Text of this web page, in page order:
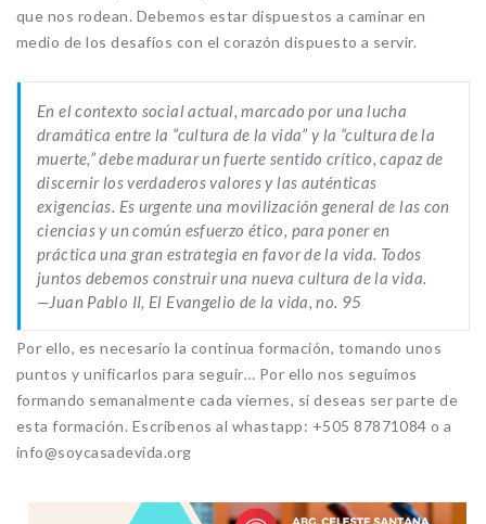
que nos rodean. Debemos estar dispuestos a caminar en
medio de los desafíos con el corazón dispuesto a servir.
En el contexto social actual, marcado por una lucha
dramática entre la “cultura de la vida” y la “cultura de la
muerte,” debe madurar un fuerte sentido crítico, capaz de
discernir los verdaderos valores y las auténticas
exigencias. Es urgente una movilización general de las con
ciencias y un común esfuerzo ético, para poner en
práctica una gran estrategia en favor de la vida. Todos
juntos debemos construir una nueva cultura de la vida.
—Juan Pablo II, El Evangelio de la vida, no. 95
Por ello, es necesario la continua formación, tomando unos
puntos y unificarlos para seguir… Por ello nos seguimos
formando semanalmente cada viernes, si deseas ser parte de
esta formación. Escribenos al whastapp: +505 87871084 o a
info@soycasadevida.org